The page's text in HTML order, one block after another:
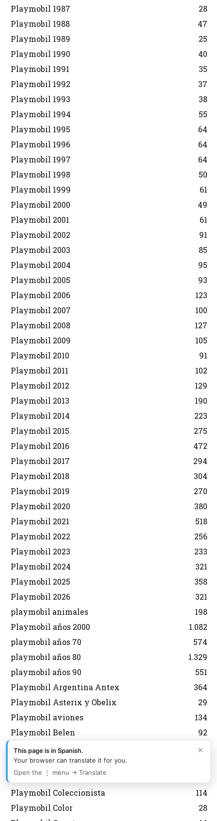
Playmobil 1987
28
Playmobil 1988
47
Playmobil 1989
25
Playmobil 1990
40
Playmobil 1991
35
Playmobil 1992
37
Playmobil 1993
38
Playmobil 1994
55
Playmobil 1995
64
Playmobil 1996
64
Playmobil 1997
64
Playmobil 1998
50
Playmobil 1999
61
Playmobil 2000
49
Playmobil 2001
61
Playmobil 2002
91
Playmobil 2003
85
Playmobil 2004
95
Playmobil 2005
93
Playmobil 2006
123
Playmobil 2007
100
Playmobil 2008
127
Playmobil 2009
105
Playmobil 2010
91
Playmobil 2011
102
Playmobil 2012
129
Playmobil 2013
190
Playmobil 2014
223
Playmobil 2015
275
Playmobil 2016
472
Playmobil 2017
294
Playmobil 2018
304
Playmobil 2019
270
Playmobil 2020
380
Playmobil 2021
518
Playmobil 2022
256
Playmobil 2023
233
Playmobil 2024
321
Playmobil 2025
358
Playmobil 2026
321
playmobil animales
198
Playmobil años 2000
1.082
playmobil años 70
574
playmobil años 80
1.329
playmobil años 90
551
Playmobil Argentina Antex
364
Playmobil Asterix y Obelix
29
Playmobil aviones
134
Playmobil Belen
92
Playmobil Brasil Trol
177
Playmobil Carrefour
Playmobil City
Playmobil Coleccionista
114
Playmobil Color
28
×
This page is in Spanish.
Your browser can translate it for you.
Open the ⋮ menu → Translate